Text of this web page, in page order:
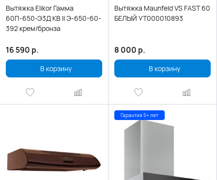
Вытяжка Elikor Гамма
60П-650-Э3Д КВ II Э-650-60-
392 крем/бронза
16 590 р.
В корзину
Вытяжка Maunfeld VS FAST 60
БЕЛЫЙ УТ000010893
8 000 р.
В корзину
Гарантия 5+ лет